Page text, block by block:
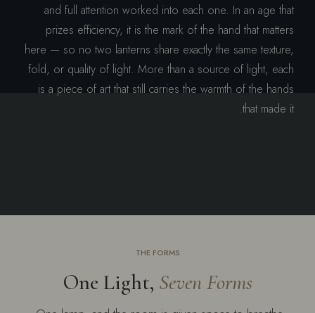
and full attention worked into each one. In an age that
prizes efficiency, it is the mark of the hand that matters
here — so no two lanterns share exactly the same texture,
fold, or quality of light. More than a source of light, each
is a piece of art that still carries the warmth of the hands
that made it.
THE FORMS
One Light, Seven Forms